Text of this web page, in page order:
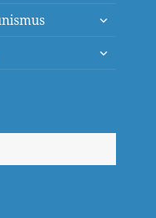
untermenü
untermenü